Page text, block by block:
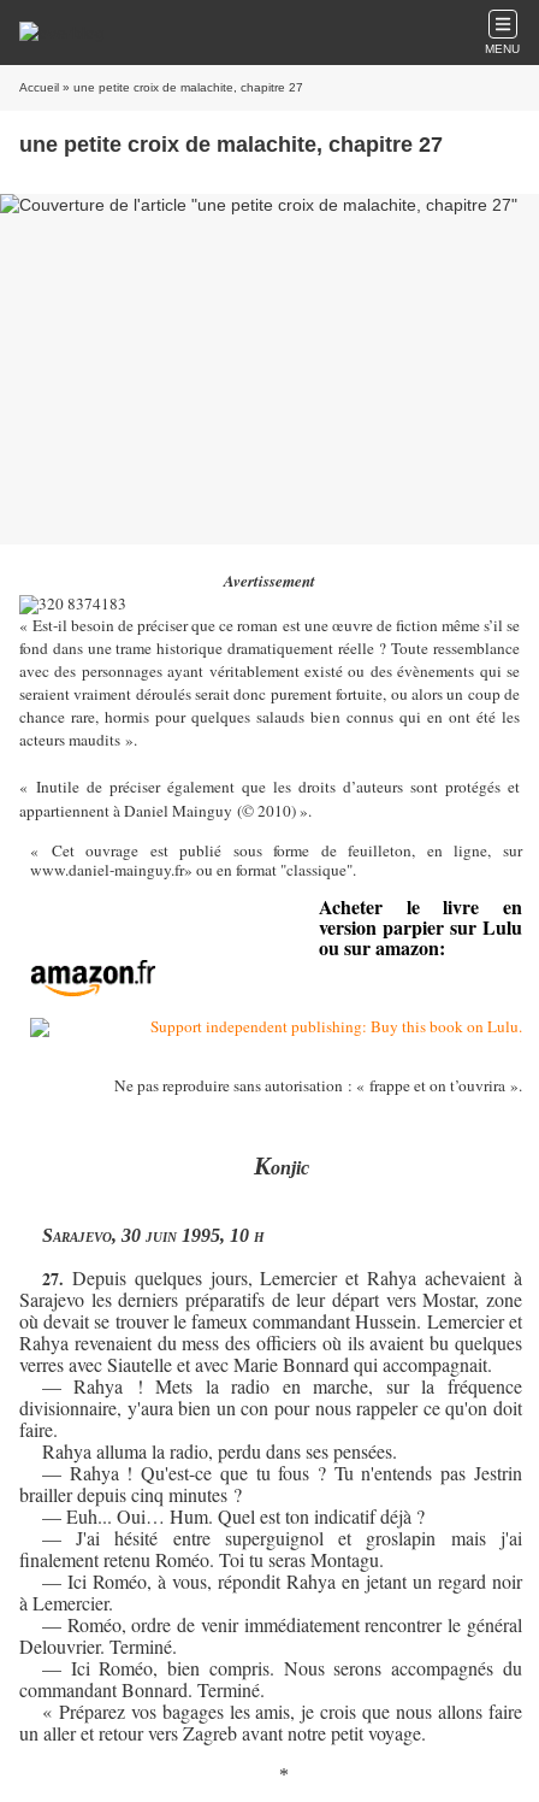
MENU
Accueil » une petite croix de malachite, chapitre 27
une petite croix de malachite, chapitre 27
Avertissement
« Est-il besoin de préciser que ce roman est une œuvre de fiction même s’il se
fond dans une trame historique dramatiquement réelle ? Toute ressemblance
avec des personnages ayant véritablement existé ou des évènements qui se
seraient vraiment déroulés serait donc purement fortuite, ou alors un coup de
chance rare, hormis pour quelques salauds bien connus qui en ont été les
acteurs maudits ».
« Inutile de préciser également que les droits d’auteurs sont protégés et
appartiennent à Daniel Mainguy (© 2010) ».
« Cet ouvrage est publié sous forme de feuilleton, en ligne, sur
www.daniel-mainguy.fr» ou en format "classique".
Acheter le livre en
version parpier sur Lulu
ou sur amazon:
Ne pas reproduire sans autorisation : « frappe et on t’ouvrira ».
Konjic
Sarajevo, 30 juin 1995, 10 h
27. Depuis quelques jours, Lemercier et Rahya achevaient à
Sarajevo les derniers préparatifs de leur départ vers Mostar, zone
où devait se trouver le fameux commandant Hussein. Lemercier et
Rahya revenaient du mess des officiers où ils avaient bu quelques
verres avec Siautelle et avec Marie Bonnard qui accompagnait.
— Rahya ! Mets la radio en marche, sur la fréquence
divisionnaire, y'aura bien un con pour nous rappeler ce qu'on doit
faire.
Rahya alluma la radio, perdu dans ses pensées.
— Rahya ! Qu'est-ce que tu fous ? Tu n'entends pas Jestrin
brailler depuis cinq minutes ?
— Euh... Oui… Hum. Quel est ton indicatif déjà ?
— J'ai hésité entre superguignol et groslapin mais j'ai
finalement retenu Roméo. Toi tu seras Montagu.
— Ici Roméo, à vous, répondit Rahya en jetant un regard noir
à Lemercier.
— Roméo, ordre de venir immédiatement rencontrer le général
Delouvrier. Terminé.
— Ici Roméo, bien compris. Nous serons accompagnés du
commandant Bonnard. Terminé.
« Préparez vos bagages les amis, je crois que nous allons faire
un aller et retour vers Zagreb avant notre petit voyage.
*